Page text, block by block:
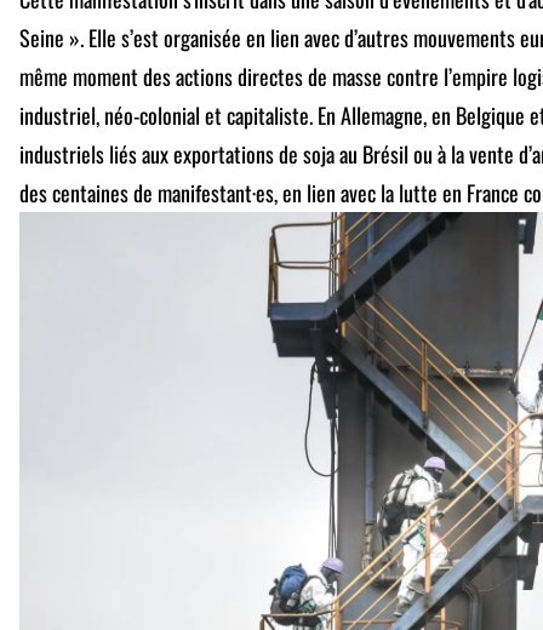
Seine ». Elle s’est organisée en lien avec d’autres mouvements
même moment des actions directes de masse contre l’empire
industriel, néo-colonial et capitaliste. En Allemagne, en Belgique
industriels liés aux exportations de soja au Brésil ou à la vente
des centaines de manifestant·es, en lien avec la lutte en France